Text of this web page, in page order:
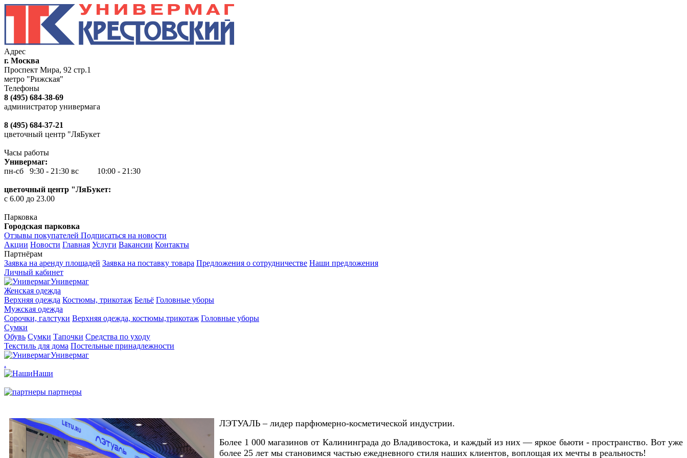
Адрес
г. Москва
Проспект Мира, 92 стр.1
метро "Рижская"
Телефоны
8 (495) 684-38-69
администратор универмага
8 (495) 684-37-21
цветочный центр "ЛяБукет
Часы работы
Универмаг:
пн-сб 9:30 - 21:30 вс 10:00 - 21:30
цветочный центр "ЛяБукет:
с 6.00 до 23.00
Парковка
Городская парковка
Отзывы покупателей Подписаться на новости
Акции Новости Главная Услуги Вакансии Контакты
Партнёрам
Заявка на аренду площадей Заявка на поставку товара Предложения о сотрудничестве Наши предложения
Личный кабинет
Универмаг
Женская одежда
Верхняя одежда Костюмы, трикотаж Бельё Головные уборы
Мужская одежда
Сорочки, галстуки Верхняя одежда, костюмы,трикотаж Головные уборы
Сумки
Обувь Сумки Тапочки Средства по уходу
Текстиль для дома Постельные принадлежности
Универмаг
.
Наши
партнеры
ЛЭТУАЛЬ – лидер парфюмерно-косметической индустрии.
Более 1 000 магазинов от Калининграда до Владивостока, и каждый из них — яркое бьюти - пространство. Вот уже
более 25 лет мы становимся частью ежедневного стиля наших клиентов, воплощая их мечты в реальность!